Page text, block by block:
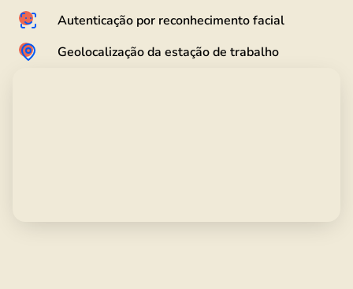
Autenticação por reconhecimento facial
Geolocalização da estação de trabalho